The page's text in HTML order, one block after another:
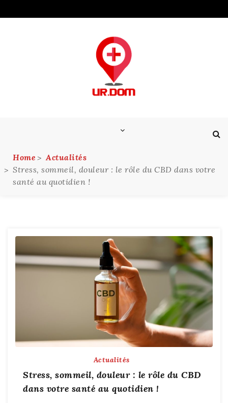
to
Home
Actualités
Stress, sommeil, douleur : le rôle du CBD dans votre
santé au quotidien !
Actualités
Stress, sommeil, douleur : le rôle du CBD
dans votre santé au quotidien !